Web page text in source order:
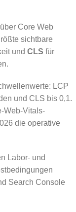
Core Web
sichtbare
und CLS für
LCP
und CLS bis 0,1.
Web-Vitals-
die operative
Labor- und
Search Console